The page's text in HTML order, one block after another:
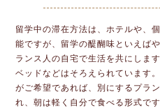
留学中の滞在方法は、ホテルや、
能ですが、留学の醍醐味といえば
ランス人の自宅で生活を共にしま
ベッドなどはそろえられています
がご希望であれば、別にするプラ
れ、朝は軽く自分で食べる形式で